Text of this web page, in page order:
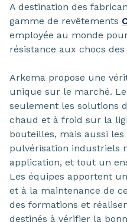
A destination des
gamme de revêtements
employée au monde
résistance aux chocs
Arkema propose une
unique sur le marché.
seulement les solutions
chaud et à froid sur la
bouteilles, mais aussi
pulvérisation industriels
application, et tout un
Les équipes apportent
et à la maintenance de
des formations et
destinés à vérifier la